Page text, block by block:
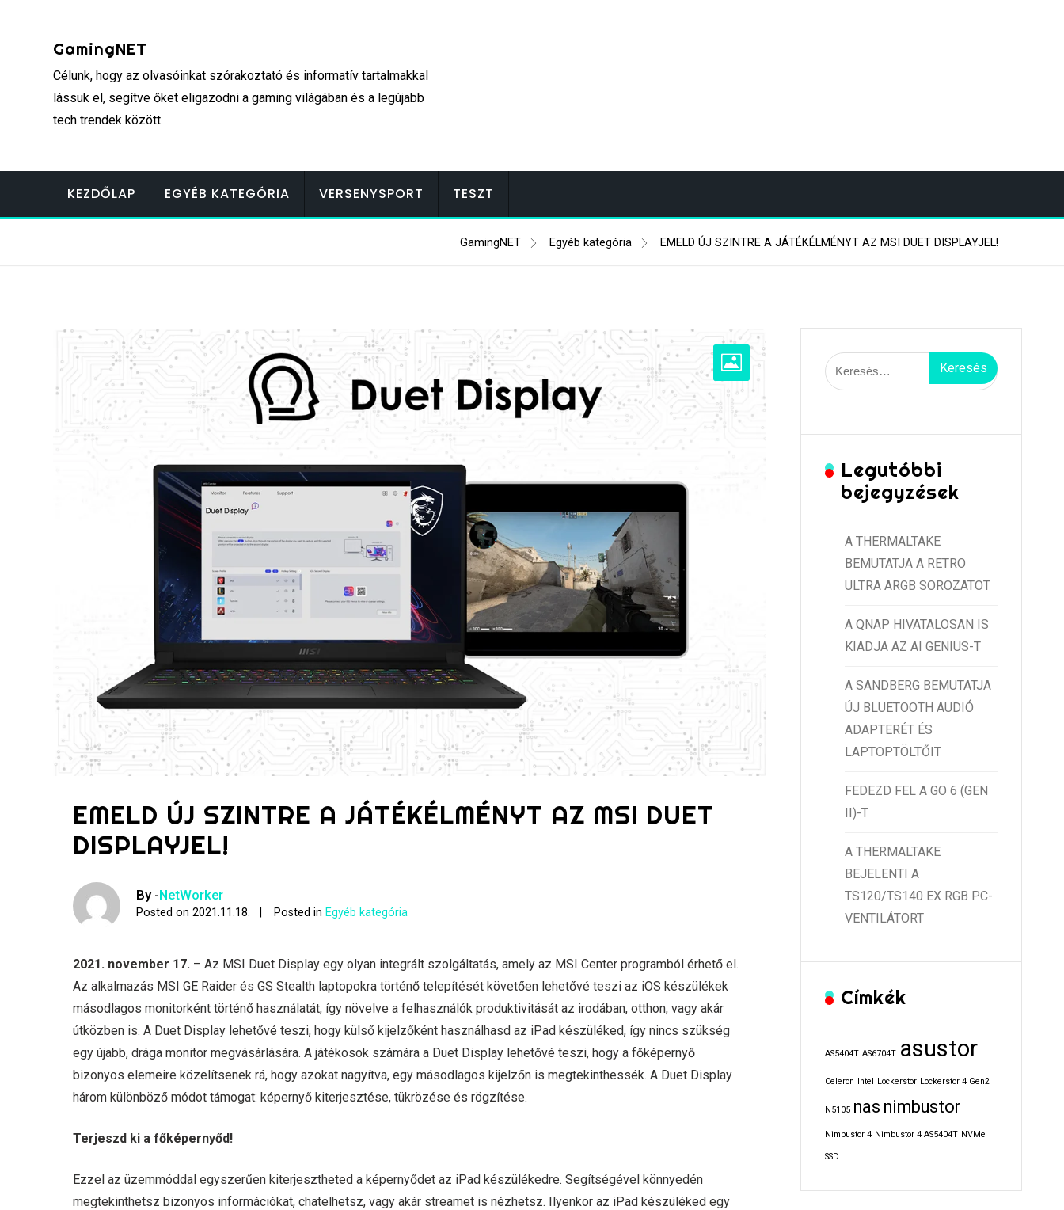
GamingNET
Célunk, hogy az olvasóinkat szórakoztató és informatív tartalmakkal
lássuk el, segítve őket eligazodni a gaming világában és a legújabb
tech trendek között.
KEZDŐLAP EGYÉB KATEGÓRIA VERSENYSPORT TESZT
GamingNET Egyéb kategória EMELD ÚJ SZINTRE A JÁTÉKÉLMÉNYT AZ MSI DUET DISPLAYJEL!
EMELD ÚJ SZINTRE A JÁTÉKÉLMÉNYT AZ MSI DUET
DISPLAYJEL!
By -NetWorker
Posted on2021.11.18. Posted in Egyéb kategória
2021. november 17. – Az MSI Duet Display egy olyan integrált szolgáltatás, amely az MSI Center programból érhető el.
Az alkalmazás MSI GE Raider és GS Stealth laptopokra történő telepítését követően lehetővé teszi az iOS készülékek
másodlagos monitorként történő használatát, így növelve a felhasználók produktivitását az irodában, otthon, vagy akár
útközben is. A Duet Display lehetővé teszi, hogy külső kijelzőként használhasd az iPad készüléked, így nincs szükség
egy újabb, drága monitor megvásárlására. A játékosok számára a Duet Display lehetővé teszi, hogy a főképernyő
bizonyos elemeire közelítsenek rá, hogy azokat nagyítva, egy másodlagos kijelzőn is megtekinthessék. A Duet Display
három különböző módot támogat: képernyő kiterjesztése, tükrözése és rögzítése.
Terjeszd ki a főképernyőd!
Ezzel az üzemmóddal egyszerűen kiterjesztheted a képernyődet az iPad készülékedre. Segítségével könnyedén
megtekinthetsz bizonyos információkat, chatelhetsz, vagy akár streamet is nézhetsz. Ilyenkor az iPad készüléked egy
Keresés:
Legutóbbi
bejegyzések
A THERMALTAKE
BEMUTATJA A RETRO
ULTRA ARGB SOROZATOT
A QNAP HIVATALOSAN IS
KIADJA AZ AI GENIUS-T
A SANDBERG BEMUTATJA
ÚJ BLUETOOTH AUDIÓ
ADAPTERÉT ÉS
LAPTOPTÖLTŐIT
FEDEZD FEL A GO 6 (GEN
II)-T
A THERMALTAKE
BEJELENTI A
TS120/TS140 EX RGB PC-
VENTILÁTORT
Címkék
AS5404T AS6704T asustor
Celeron Intel Lockerstor Lockerstor 4 Gen2
N5105 nas nimbustor
Nimbustor 4 Nimbustor 4 AS5404T NVMe
SSD